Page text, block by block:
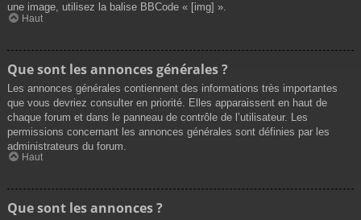
une image, utilisez la balise BBCode « [img] ».
Haut
Que sont les annonces générales ?
Les annonces générales contiennent des informations très importantes
que vous devriez consulter en priorité. Elles apparaissent en haut de
chaque forum et dans le panneau de contrôle de l’utilisateur. Les
permissions concernant les annonces générales sont définies par les
administrateurs du forum.
Haut
Que sont les annonces ?